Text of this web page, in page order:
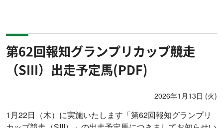
第62回報知グランプリカップ競走
（SIII）出走予定馬(PDF)
2026年1月13日 (火)
1月22日（木）に実施いたします「第62回報知グランプリ